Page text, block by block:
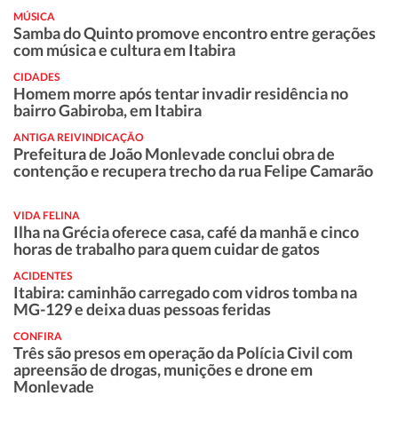
MÚSICA
Samba do Quinto promove encontro entre gerações
com música e cultura em Itabira
CIDADES
Homem morre após tentar invadir residência no
bairro Gabiroba, em Itabira
ANTIGA REIVINDICAÇÃO
Prefeitura de João Monlevade conclui obra de
contenção e recupera trecho da rua Felipe Camarão
VIDA FELINA
Ilha na Grécia oferece casa, café da manhã e cinco
horas de trabalho para quem cuidar de gatos
ACIDENTES
Itabira: caminhão carregado com vidros tomba na
MG-129 e deixa duas pessoas feridas
CONFIRA
Três são presos em operação da Polícia Civil com
apreensão de drogas, munições e drone em
Monlevade